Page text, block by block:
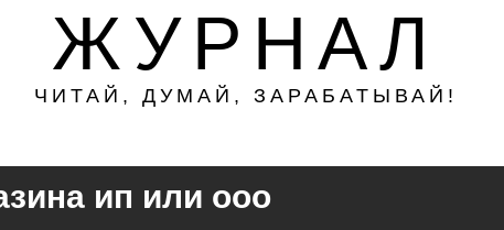
ЖУРНАЛ
ЧИТАЙ, ДУМАЙ, ЗАРАБАТЫВАЙ!
ип или ооо